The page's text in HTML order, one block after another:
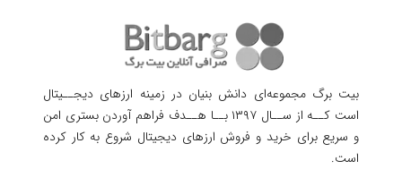
بیت برگ مجموعه‌ای دانش بنیان در زمینه ارزهای دیجــیتال
است کــه از ســال ۱۳۹۷ بــا هــدف فراهم آوردن
بستری امن
و سریع برای خرید و فروش ارزهای دیجیتال شروع به کار کرده
است.